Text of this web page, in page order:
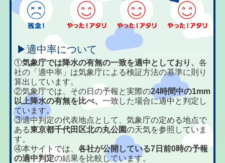
▶適中率について
①気象庁では降水の有無の一致を適中としており、各
社の「適中率」は気象庁による検証方法の基準に則り
算出しています。
②気象庁では、その日の予報と実際の24時間中の1mm
以上降水の有無を比べ、一致した場合に適中と判定し
ています。
③適中判定の代表地点として、気象庁の定める地点で
ある東京都千代田区北の丸公園の天気を参照していま
す。
④本サイトでは、各社が公開している7日前0時の予報
の適中判定の結果を比較しています。